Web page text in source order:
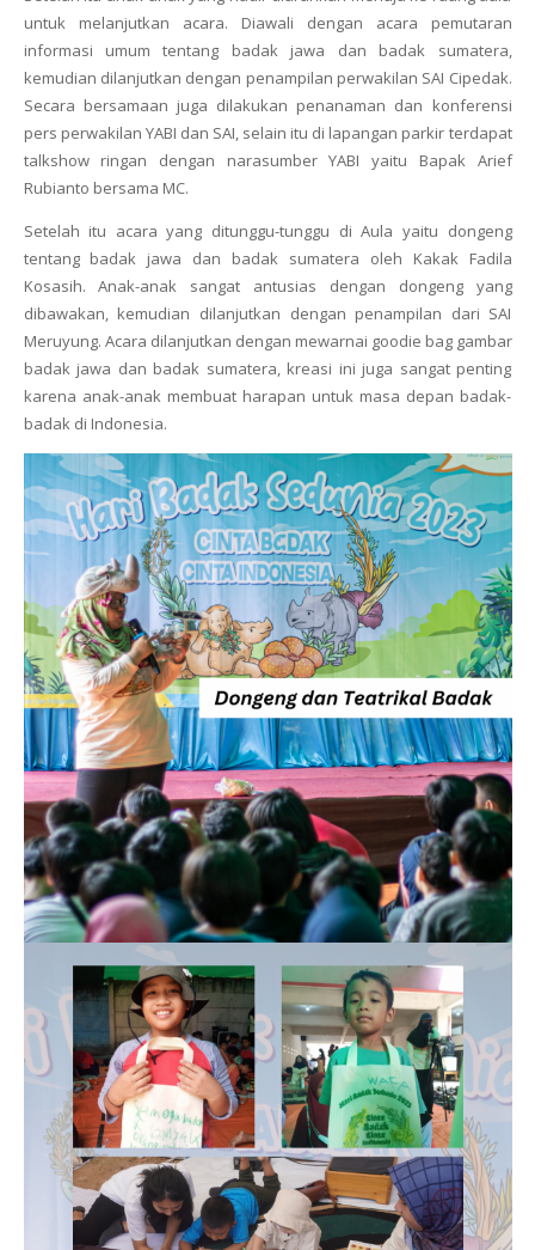
untuk melanjutkan acara. Diawali dengan acara pemutaran
informasi umum tentang badak jawa dan badak sumatera,
kemudian dilanjutkan dengan penampilan perwakilan SAI Cipedak.
Secara bersamaan juga dilakukan penanaman dan konferensi
pers perwakilan YABI dan SAI, selain itu di lapangan parkir terdapat
talkshow ringan dengan narasumber YABI yaitu Bapak Arief
Rubianto bersama MC.
Setelah itu acara yang ditunggu-tunggu di Aula yaitu dongeng
tentang badak jawa dan badak sumatera oleh Kakak Fadila
Kosasih. Anak-anak sangat antusias dengan dongeng yang
dibawakan, kemudian dilanjutkan dengan penampilan dari SAI
Meruyung. Acara dilanjutkan dengan mewarnai goodie bag gambar
badak jawa dan badak sumatera, kreasi ini juga sangat penting
karena anak-anak membuat harapan untuk masa depan badak-
badak di Indonesia.